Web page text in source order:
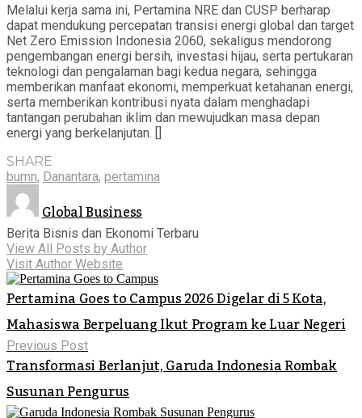
Melalui kerja sama ini, Pertamina NRE dan CUSP berharap
dapat mendukung percepatan transisi energi global dan target
Net Zero Emission Indonesia 2060, sekaligus mendorong
pengembangan energi bersih, investasi hijau, serta pertukaran
teknologi dan pengalaman bagi kedua negara, sehingga
memberikan manfaat ekonomi, memperkuat ketahanan energi,
serta memberikan kontribusi nyata dalam menghadapi
tantangan perubahan iklim dan mewujudkan masa depan
energi yang berkelanjutan. []
SHARE
bumn, Danantara, pertamina
Global Business
Berita Bisnis dan Ekonomi Terbaru
View All Posts by Author
Visit Author Website
Pertamina Goes to Campus 2026 Digelar di 5 Kota,
Mahasiswa Berpeluang Ikut Program ke Luar Negeri
Previous Post
Transformasi Berlanjut, Garuda Indonesia Rombak
Susunan Pengurus